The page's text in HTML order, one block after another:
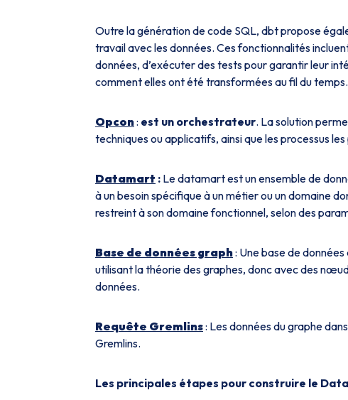
Outre la génération de code SQL, dbt propose
travail avec les données. Ces fonctionnalités
données, d’exécuter des tests pour garantir leur
comment elles ont été transformées au fil du temps.
Opcon: est un orchestrateur. La solution
techniques ou applicatifs, ainsi que les processus
Datamart : Le datamart est un ensemble de
à un besoin spécifique à un métier ou un domaine
restreint à son domaine fonctionnel, selon des
Base de données graph: Une base de
utilisant la théorie des graphes, donc avec des
données.
Requête Gremlins: Les données du graphe
Gremlins.
Les principales étapes pour construire le